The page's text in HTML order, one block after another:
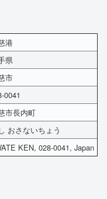
港
県
市
0041
市長内町
おさないちょう
KEN, 028-0041, Japan